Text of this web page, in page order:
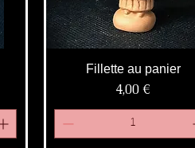
Fillette au panier
Prix
4,00 €